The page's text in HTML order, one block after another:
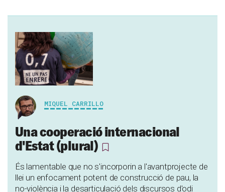
MIQUEL CARRILLO
Una cooperació internacional
d'Estat (plural)
És lamentable que no s'incorporin a l'avantprojecte de
llei un enfocament potent de construcció de pau, la
no-violència i la desarticulació dels discursos d'odi